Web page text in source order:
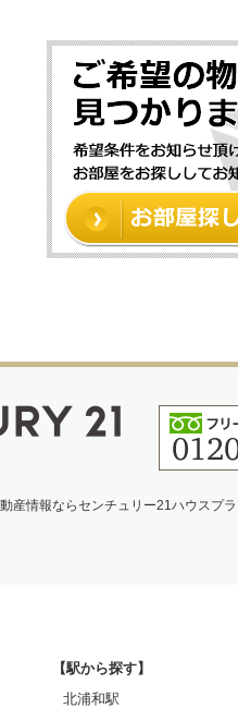
産情報ならセンチュリー21ハウスプ
【駅から探す】
北浦和駅